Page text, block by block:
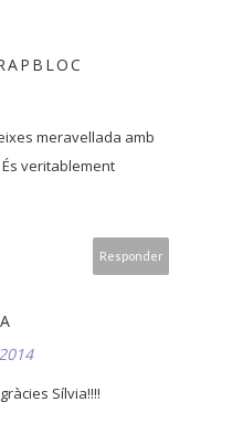
meravellada amb
veritablement
Responder
Sílvia!!!!